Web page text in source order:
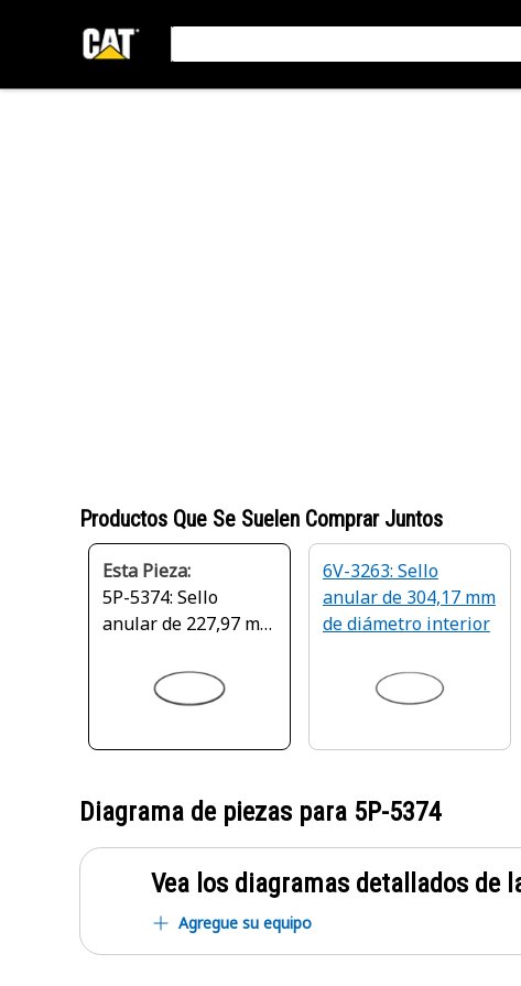
Productos Que Se Suelen Comprar Juntos
Esta Pieza:
5P-5374: Sello
anular de 227,97 mm
6V-3263: Sello
anular de 304,17 mm
de diámetro interior
Diagrama de piezas para 5P-5374
Vea los diagramas detallados de
Agregue su equipo